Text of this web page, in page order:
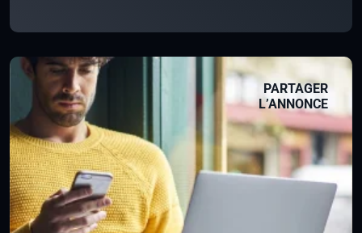
PARTAGER
L’ANNONCE